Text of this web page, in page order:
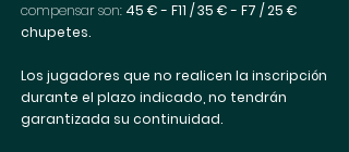
compensar son: 45 € - F11 / 35 € - F7 / 25 €
chupetes.
Los jugadores que no realicen la inscripción
durante el plazo indicado, no tendrán
garantizada su continuidad.